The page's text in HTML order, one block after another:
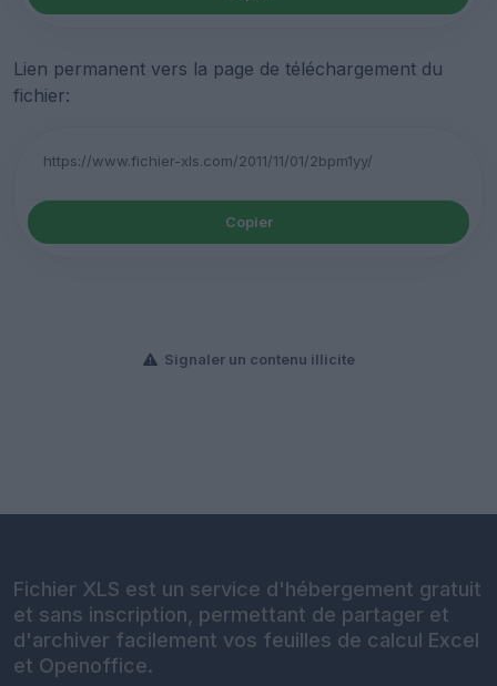
Lien permanent vers la page de téléchargement du
fichier:
Copier
Signaler un contenu illicite
Fichier XLS est un service d'hébergement gratuit
et sans inscription, permettant de partager et
d'archiver facilement vos feuilles de calcul Excel
et Openoffice.